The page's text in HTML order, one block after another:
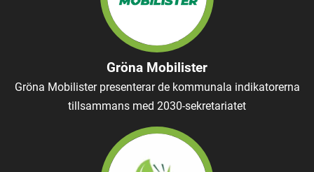
Gröna Mobilister
Gröna Mobilister presenterar de kommunala indikatorerna
tillsammans med 2030-sekretariatet